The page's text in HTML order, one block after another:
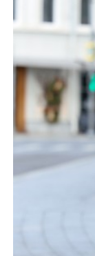
Внутренняя
чёрного цвета,
характер
Длина дублёнки
-
обеих сторон,
настроения
универсальной
гардероба.
Базовый цвет
по запросу
представлен
женщине